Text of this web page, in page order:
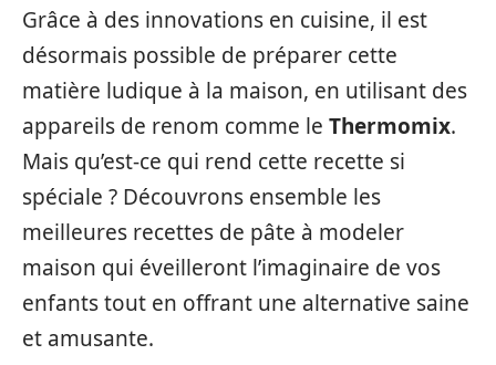
Grâce à des innovations en cuisine, il est
désormais possible de préparer cette
matière ludique à la maison, en utilisant des
appareils de renom comme le Thermomix.
Mais qu’est-ce qui rend cette recette si
spéciale ? Découvrons ensemble les
meilleures recettes de pâte à modeler
maison qui éveilleront l’imaginaire de vos
enfants tout en offrant une alternative saine
et amusante.